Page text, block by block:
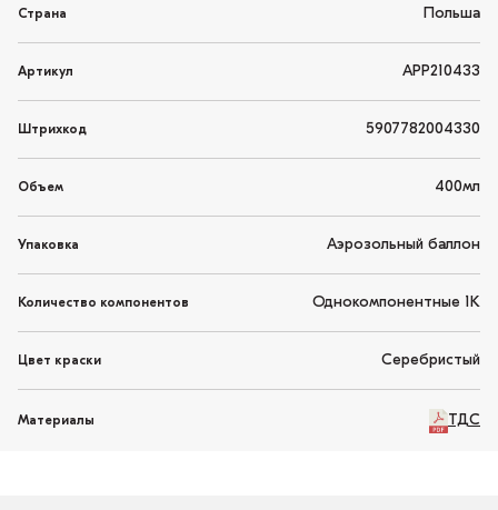
Страна Польша
Артикул APP210433
Штрихкод 5907782004330
Объем 400мл
Упаковка Аэрозольный баллон
Количество компонентов Однокомпонентные 1K
Цвет краски Серебристый
Материалы ТДС